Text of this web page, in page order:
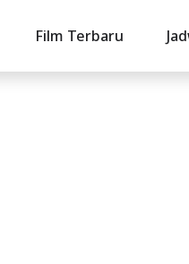
Film Terbaru